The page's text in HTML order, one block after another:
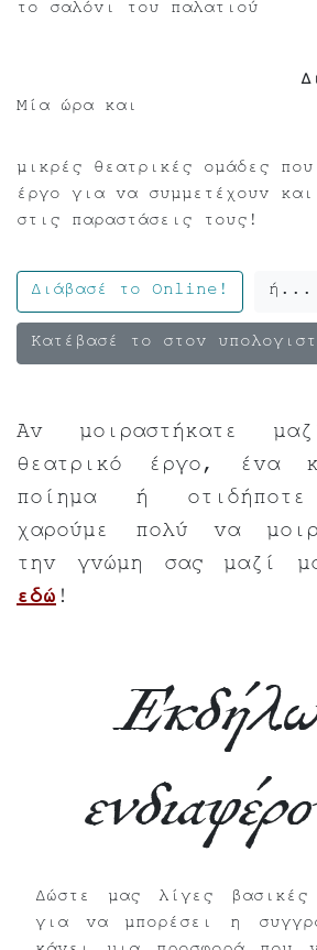
το σαλόνι του παλατιού
Μία ώρα και
μικρές θεατρικές ομάδες
έργο για να συμμετέχουν
στις παραστάσεις τους!
Διάβασέ το Online!
ή...
Κατέβασέ το στον
Αν μοιραστήκατε
θεατρικό έργο, ένα
ποίημα ή
χαρούμε πολύ να
την γνώμη σας μαζί
εδώ !
Δώστε μας λίγες βασικές
για να μπορέσει η